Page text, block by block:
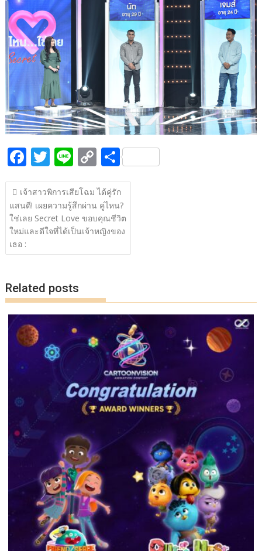
o
o
k
Li
F
ac
e
b
o
o
T
w
itt
er
Li
n
e
C
o
p
y
Li
n
S
h
ar
e
แนะแนว
เรื่อง
เจ้าสาวพิการเสียโฉม ได้คู่รัก
แสนดี! เผยความรู้สึกผ่าน คู่ไหน?
ใช่เลย Secret Love ขอบคุณชีวิต
ใหม่และดีใจที่ได้เป็นเจ้าหญิงของ
เธอ :
Related posts